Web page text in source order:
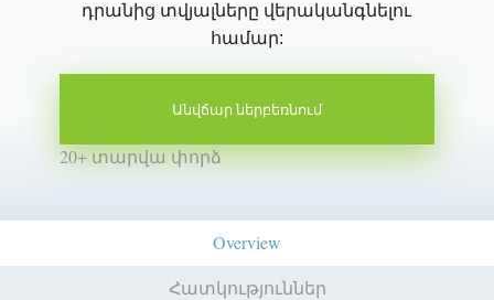
դրանից տվյալները վերականգնելու
համար:
Անվճար ներբեռնում
20+ տարվա փորձ
Overview
Հատկություններ